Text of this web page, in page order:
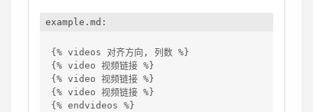
example.md:
{% videos 对齐方向, 列数 %}
{% video 视频链接 %}
{% video 视频链接 %}
{% video 视频链接 %}
{% endvideos %}